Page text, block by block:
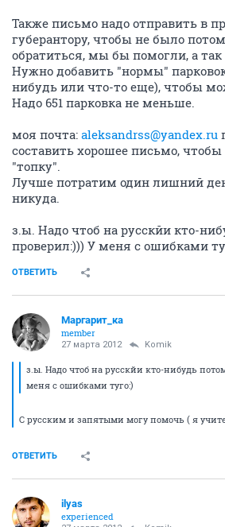
Также письмо надо отправить в
губерантору, чтобы не было
обратиться, мы бы помогли, а так
Нужно добавить "нормы"
нибудь или что-то еще), чтобы
Надо 651 парковка не меньше.
моя почта: aleksandrss@yandex.ru
составить хорошее письмо, чтобы
"топку".
Лучше потратим один лишний
никуда.
з.ы. Надо чтоб на русскйи кто-
проверил:))) У меня с ошибками
ОТВЕТИТЬ
Маргарит_ка
member
27 марта 2012 Komik
з.ы. Надо чтоб на русскйи кто-нибудь
меня с ошибками туго:)
С русским и запятыми могу помочь ( я
ОТВЕТИТЬ
ilyas
experienced